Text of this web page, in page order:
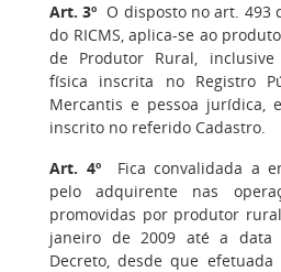
Art. 3º O disposto no art. 493
do RICMS, aplica-se ao
de Produtor Rural,
física inscrita no Registro
Mercantis e pessoa jurídica,
inscrito no referido Cadastro.
Art. 4ºFica convalidada a
pelo adquirente nas
promovidas por produtor
janeiro de 2009 até a data
Decreto, desde que